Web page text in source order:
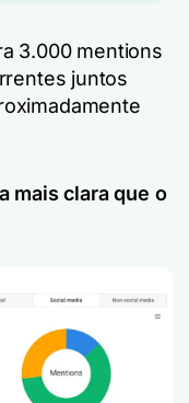
3.000 mentions
juntos
mais clara que o